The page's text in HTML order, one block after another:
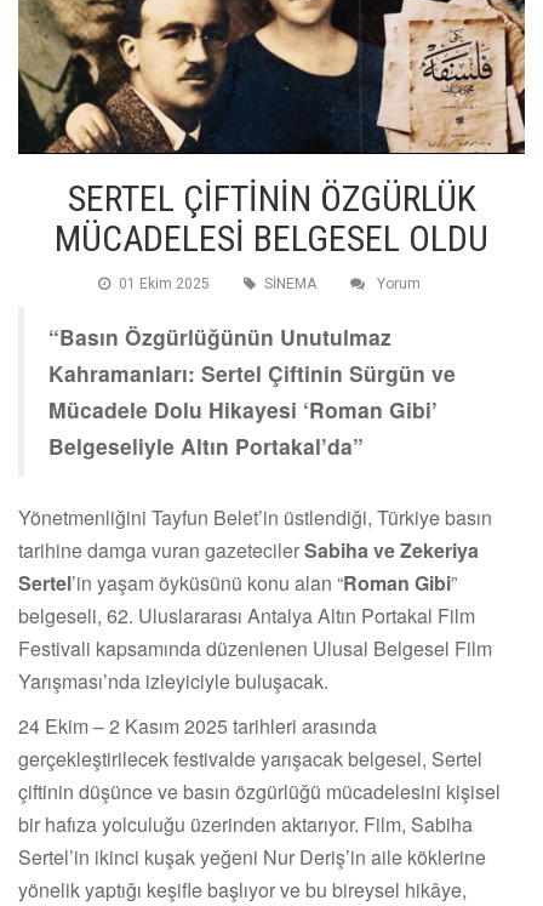
SERTEL ÇİFTİNİN ÖZGÜRLÜK
MÜCADELESİ BELGESEL OLDU
01 Ekim 2025 SİNEMA Yorum
“Basın Özgürlüğünün Unutulmaz
Kahramanları: Sertel Çiftinin Sürgün ve
Mücadele Dolu Hikayesi ‘Roman Gibi’
Belgeseliyle Altın Portakal’da”
Yönetmenliğini Tayfun Belet’in üstlendiği, Türkiye basın
tarihine damga vuran gazetecilerSabiha ve Zekeriya
Sertel’in yaşam öyküsünü konu alan “Roman Gibi”
belgeseli, 62. Uluslararası Antalya Altın Portakal Film
Festivali kapsamında düzenlenen Ulusal Belgesel Film
Yarışması’nda izleyiciyle buluşacak.
24 Ekim – 2 Kasım 2025 tarihleri arasında
gerçekleştirilecek festivalde yarışacak belgesel, Sertel
çiftinin düşünce ve basın özgürlüğü mücadelesini kişisel
bir hafıza yolculuğu üzerinden aktarıyor. Film, Sabiha
Sertel’in ikinci kuşak yeğeni Nur Deriş’in aile köklerine
yönelik yaptığı keşifle başlıyor ve bu bireysel hikâye,